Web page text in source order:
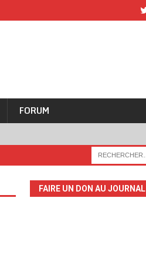
FORUM
FAIRE UN DON AU JOURNAL